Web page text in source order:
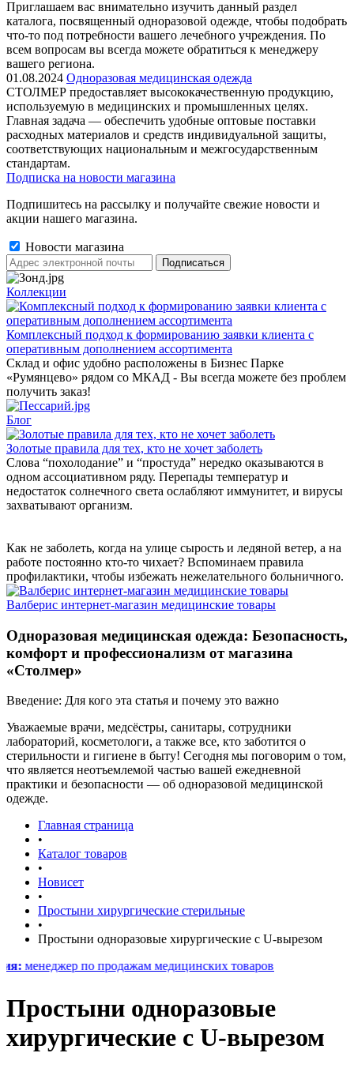
Приглашаем вас внимательно изучить данный раздел
каталога, посвященный одноразовой одежде, чтобы подобрать
что-то под потребности вашего лечебного учреждения. По
всем вопросам вы всегда можете обратиться к менеджеру
вашего региона.
01.08.2024 Одноразовая медицинская одежда
СТОЛМЕР предоставляет высококачественную продукцию,
используемую в медицинских и промышленных целях.
Главная задача — обеспечить удобные оптовые поставки
расходных материалов и средств индивидуальной защиты,
соответствующих национальным и межгосударственным
стандартам.
Подписка на новости магазина
Подпишитесь на рассылку и получайте свежие новости и
акции нашего магазина.
Новости магазина
Коллекции
Комплексный подход к формированию заявки клиента с
оперативным дополнением ассортимента
Склад и офис удобно расположены в Бизнес Парке
«Румянцево» рядом со МКАД - Вы всегда можете без проблем
получить заказ!
Блог
Золотые правила для тех, кто не хочет заболеть
Слова “похолодание” и “простуда” нередко оказываются в
одном ассоциативном ряду. Перепады температур и
недостаток солнечного света ослабляют иммунитет, и вирусы
захватывают организм.
Как не заболеть, когда на улице сырость и ледяной ветер, а на
работе постоянно кто-то чихает? Вспоминаем правила
профилактики, чтобы избежать нежелательного больничного.
Валберис интернет-магазин медицинские товары
Одноразовая медицинская одежда: Безопасность,
комфорт и профессионализм от магазина
«Столмер»
Введение: Для кого эта статья и почему это важно
Уважаемые врачи, медсёстры, санитары, сотрудники
лабораторий, косметологи, а также все, кто заботится о
стерильности и гигиене в быту! Сегодня мы поговорим о том,
что является неотъемлемой частью вашей ежедневной
практики и безопасности — об одноразовой медицинской
одежде.
Главная страница
•
Каталог товаров
•
Новисет
•
Простыни хирургические стерильные
•
Простыни одноразовые хирургические с U-вырезом
по продажам медицинских товаров
Простыни одноразовые
хирургические с U-вырезом